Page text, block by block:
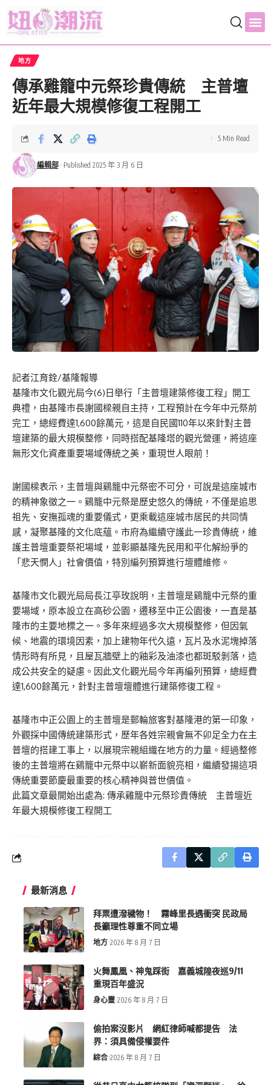
地方
傳承雞籠中元祭珍貴傳統 主普壇
近年最大規模修復工程開工
編輯部 Published 2025 年 3 月 6 日
5 Min Read
記者江育銓/基隆報導
基隆市文化觀光局今(6)日舉行「主普壇建築修復工程」開工
典禮，由基隆市長謝國樑親自主持，工程預計在今年中元祭前
完工，總經費達1,600餘萬元，這是自民國110年以來針對主普
壇建築的最大規模整修，同時搭配基隆塔的觀光營運，將這座
無形文化資產重要場域傳統之美，重現世人眼前！
謝國樑表示，主普壇與鷄籠中元祭密不可分，可說是這座城市
的精神象徵之一。鷄籠中元祭是歷史悠久的傳統，不僅是追思
祖先、安撫孤魂的重要儀式，更乘載這座城市居民的共同情
感，凝聚基隆的文化底蘊。市府為繼續守護此一珍貴傳統，維
護主普壇重要祭祀場域，並彰顯基隆先民用和平化解紛爭的
「悲天憫人」社會價值，特別編列預算進行壇體維修。
基隆市文化觀光局局長江亭玫說明，主普壇是鷄籠中元祭的重
要場域，原本設立在高砂公園，遷移至中正公園後，一直是基
隆市的主要地標之一。多年來經過多次大規模整修，但因氣
候、地震的環境因素，加上建物年代久遠，瓦片及水泥塊掉落
情形時有所見，且屋瓦牆壁上的釉彩及油漆也都斑駁剝落，造
成公共安全的疑慮。因此文化觀光局今年再編列預算，總經費
達1,600餘萬元，針對主普壇壇體進行建築修復工程。
基隆市中正公園上的主普壇是郵輪旅客對基隆港的第一印象，
外觀採中國傳統建築形式，歷年各姓宗親會無不卯足全力在主
普壇的搭建工事上，以展現宗親組織在地方的力量。經過整修
後的主普壇將在鷄籠中元祭中以嶄新面貌亮相，繼續發揚這項
傳統重要節慶最重要的核心精神與普世價值。
此篇文章最開始出處為: 傳承雞籠中元祭珍貴傳統 主普壇近
年最大規模修復工程開工
最新消息
拜票遭潑穢物！ 霧峰里長遇衝突 民政局
長籲理性尊重不同立場
地方 2026 年 8 月 7 日
火舞鳳凰、神鬼踩街 嘉義城隍夜巡9/11
重現百年盛況
身心靈 2026 年 8 月 7 日
偷拍案沒影片 網紅律師喊都提告 法
界：須具備侵權要件
綜合 2026 年 8 月 7 日